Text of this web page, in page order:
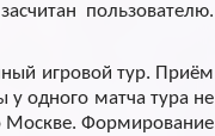
пользователю.
игровой тур. Приём
у одного матча тура не
Москве. Формирование